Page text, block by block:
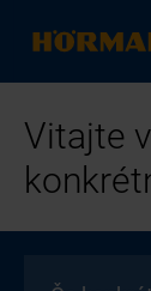
Vitajte